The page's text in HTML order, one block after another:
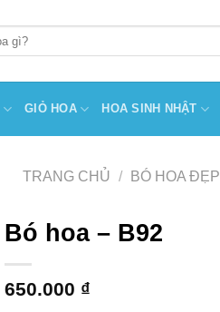
GIỎ HOA HOA SINH NHẬT
TRANG CHỦ / BÓ HOA ĐẸP
Bó hoa – B92
650.000 ₫